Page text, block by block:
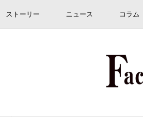
ストーリー ニュース コラム